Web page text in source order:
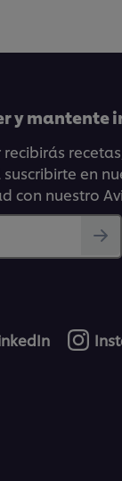
y mantente
en
con nuestro